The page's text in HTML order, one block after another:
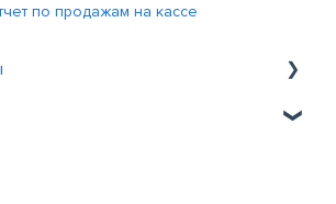
по продажам на кассе
Poster
вход